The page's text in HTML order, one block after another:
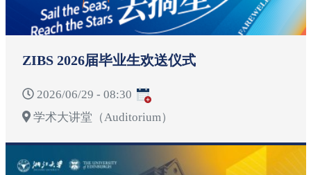
ZIBS 2026届毕业生欢送仪式
2026/06/29 - 08:30
学术大讲堂（Auditorium）